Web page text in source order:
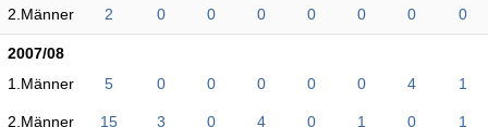
2.Männer 2 0 0 0 0 0 0 0
2007/08
1.Männer
5 0 0 0 0 0 4 1
2.Männer 15 3 0 4 0 1 0 1